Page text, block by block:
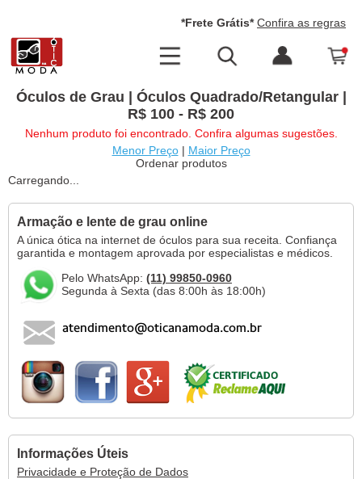
*Frete Grátis* Confira as regras
Óculos de Grau | Óculos Quadrado/Retangular |
R$ 100 - R$ 200
Nenhum produto foi encontrado. Confira algumas sugestões.
Menor Preço| Maior Preço
Ordenar produtos
Carregando...
Armação e lente de grau online
A única ótica na internet de óculos para sua receita. Confiança
garantida e montagem aprovada por especialistas e médicos.
Pelo WhatsApp: (11) 99850-0960
Segunda à Sexta (das 8:00h às 18:00h)
Informações Úteis
Privacidade e Proteção de Dados